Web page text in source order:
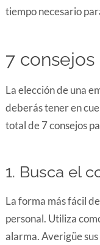
tiempo necesario
7
La elección de una
deberás tener en
total de 7 consejos
1. Busca el
La forma más fácil
personal. Utiliza
alarma. Averigüe